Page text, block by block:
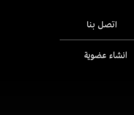
اتصل بنا
انشاء عضوية